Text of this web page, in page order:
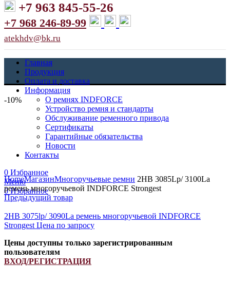
+7 963 845-55-26
+7 968 246-89-99
atekhdv@bk.ru
Главная
Продукция
Оплата и доставка
Информация
О ремнях INDFORCE
Устройство ремня и стандарты
Обслуживание ременного привода
Сертификаты
Гарантийные обязательства
Новости
Контакты
0 Избранное
Меню
0Избранное
-10%
Увеличить
HomeМагазинМногоручьевые ремни 2HB 3085Lp/ 3100La
ремень многоручьевой INDFORCE Strongest
Предыдущий товар
2HB 3075lp/ 3090La ремень многоручьевой INDFORCE
Strongest Цена по запросу
Цены доступны только зарегистрированным
пользователям
ВХОД/РЕГИСТРАЦИЯ